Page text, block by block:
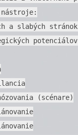
nástroje:
a slabých stránok
(scénare)